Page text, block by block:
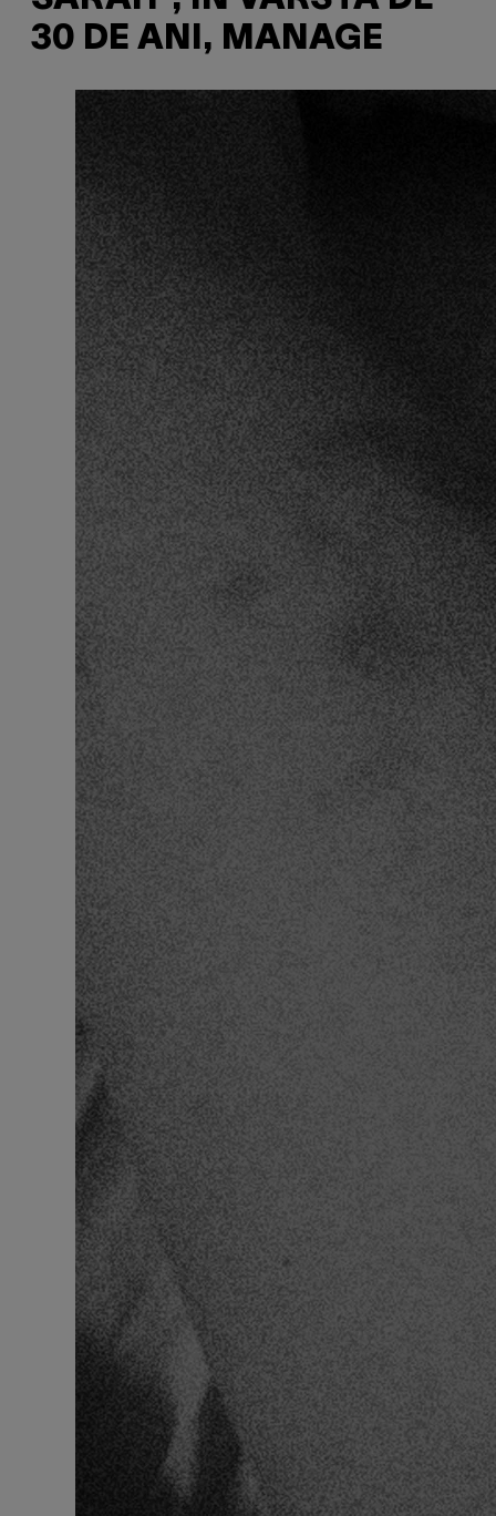
30 DE ANI, MANAGE